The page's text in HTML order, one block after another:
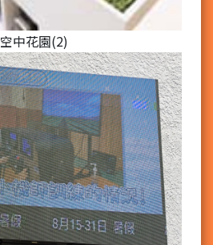
空中花園(2)